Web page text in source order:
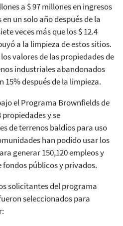
a $ 97 millones en ingresos
un solo año después de la
veces más que los $ 12.4
a la limpieza de estos sitios.
valores de las propiedades de
industriales abandonados
15% después de la limpieza.
el Programa Brownfields de
propiedades y se
de terrenos baldíos para uso
han podido usar los
generar 150,120 empleos y
fondos públicos y privados.
solicitantes del programa
seleccionados para